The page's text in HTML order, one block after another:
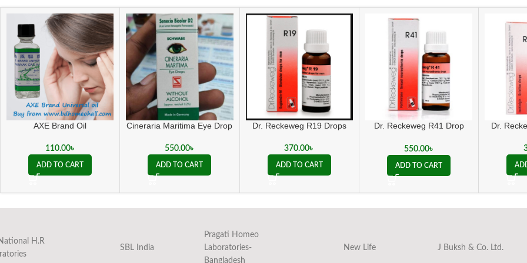
AXE Brand Oil
110.00৳
ADD TO CART
Cineraria Maritima Eye Drop
550.00৳
ADD TO CART
Dr. Reckeweg R19 Drops
370.00৳
ADD TO CART
Dr. Reckeweg R41 Drop
treatment)
550.00৳
ADD TO CART
Dr.
H.R
SBL India
Pragati Homeo
Laboratories-
Bangladesh
New Life J Buksh & Co. Ltd.